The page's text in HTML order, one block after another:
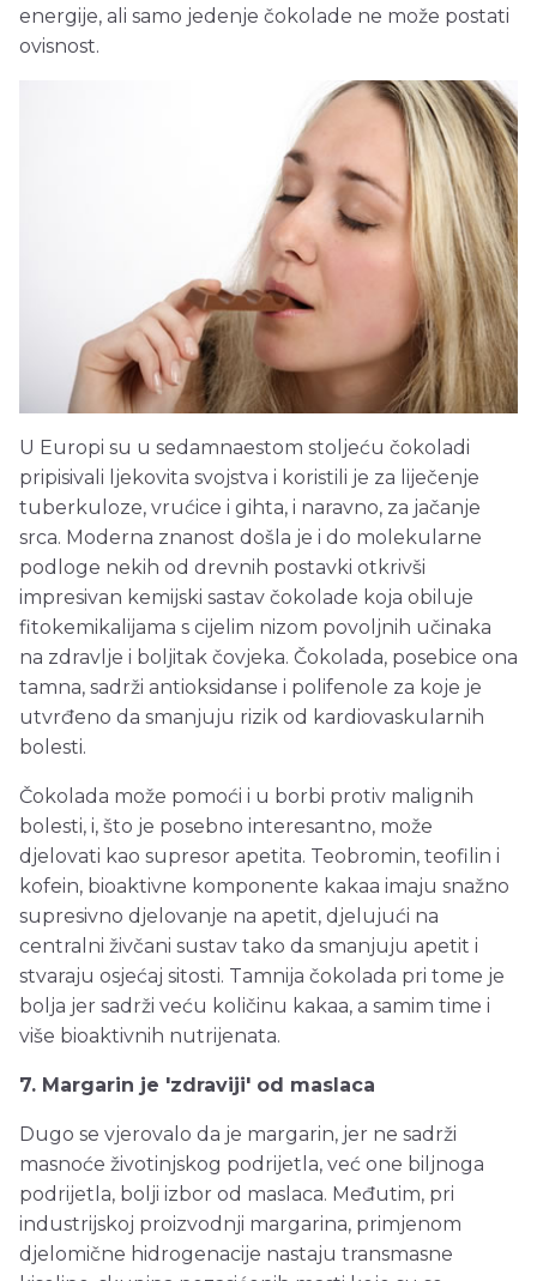
energije, ali samo jedenje čokolade ne može postati
ovisnost.
U Europi su u sedamnaestom stoljeću čokoladi
pripisivali ljekovita svojstva i koristili je za liječenje
tuberkuloze, vrućice i gihta, i naravno, za jačanje
srca. Moderna znanost došla je i do molekularne
podloge nekih od drevnih postavki otkrivši
impresivan kemijski sastav čokolade koja obiluje
fitokemikalijama s cijelim nizom povoljnih učinaka
na zdravlje i boljitak čovjeka. Čokolada, posebice ona
tamna, sadrži antioksidanse i polifenole za koje je
utvrđeno da smanjuju rizik od kardiovaskularnih
bolesti.
Čokolada može pomoći i u borbi protiv malignih
bolesti, i, što je posebno interesantno, može
djelovati kao supresor apetita. Teobromin, teofilin i
kofein, bioaktivne komponente kakaa imaju snažno
supresivno djelovanje na apetit, djelujući na
centralni živčani sustav tako da smanjuju apetit i
stvaraju osjećaj sitosti. Tamnija čokolada pri tome je
bolja jer sadrži veću količinu kakaa, a samim time i
više bioaktivnih nutrijenata.
7. Margarin je 'zdraviji' od maslaca
Dugo se vjerovalo da je margarin, jer ne sadrži
masnoće životinjskog podrijetla, već one biljnoga
podrijetla, bolji izbor od maslaca. Međutim, pri
industrijskoj proizvodnji margarina, primjenom
djelomične hidrogenacije nastaju transmasne